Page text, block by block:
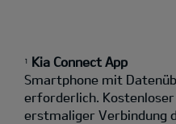
1
Kia Connect App
Smartphone mit
erforderlich.
erstmaliger Verbindung